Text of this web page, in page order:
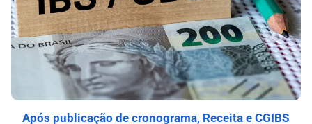
Após publicação de cronograma, Receita e CGIBS